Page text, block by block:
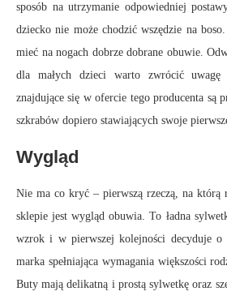
sposób na utrzymanie odpowiedniej
dziecko nie może chodzić wszędzie na
mieć na nogach dobrze dobrane obuwie.
dla małych dzieci warto zwrócić
znajdujące się w ofercie tego producenta są
szkrabów dopiero stawiających swoje
Wygląd
Nie ma co kryć – pierwszą rzeczą, na którą
sklepie jest wygląd obuwia. To ładna
wzrok i w pierwszej kolejności decyduje o
marka spełniająca wymagania większości
Buty mają delikatną i prostą sylwetkę oraz